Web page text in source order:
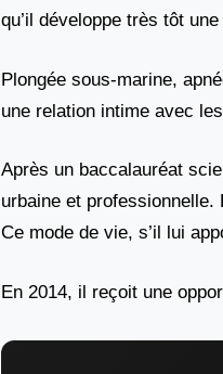
qu’il développe très tôt
Plongée sous-marine,
une relation intime avec
Après un baccalauréat
urbaine et professionnelle.
Ce mode de vie, s’il lui
En 2014, il reçoit une